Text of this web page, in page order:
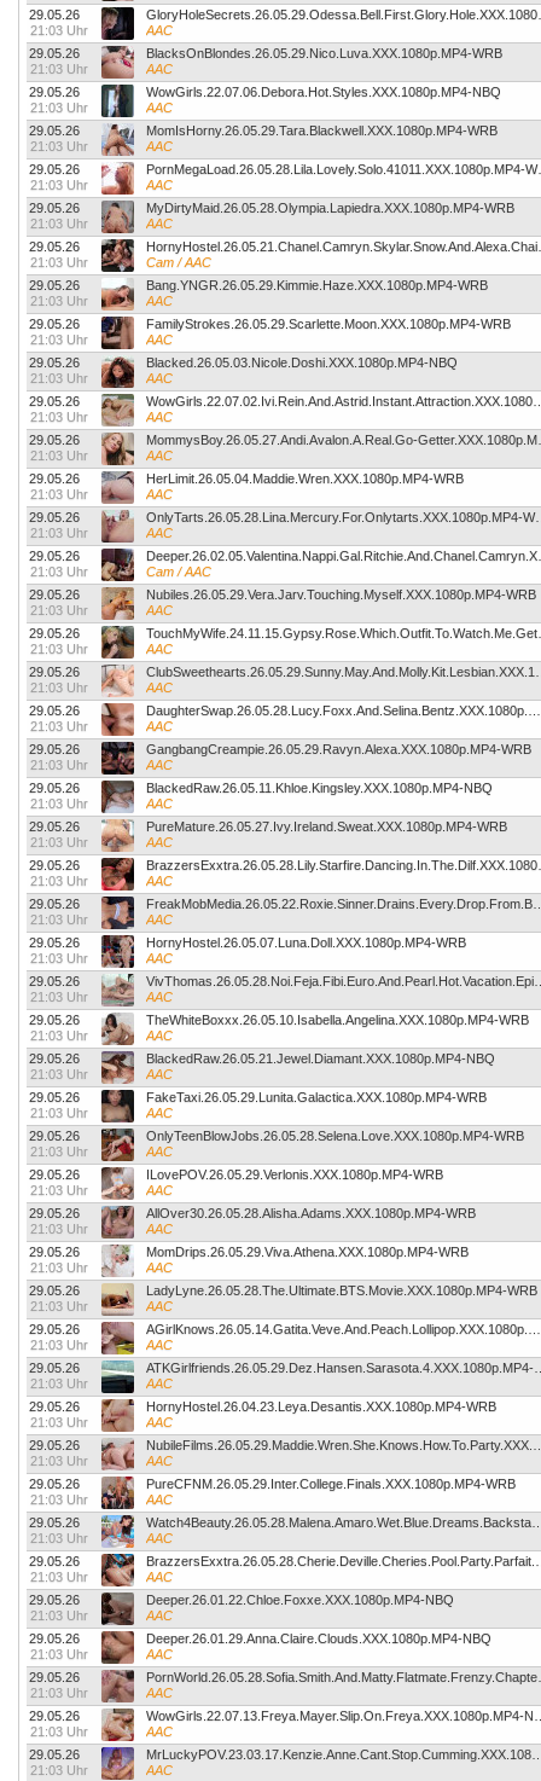
29.05.26
21:03 Uhr
AAC
29.05.26
21:03 Uhr
BlacksOnBlondes.26.05.29.Nico.Luva.XXX.1080p.MP4-WRB
AAC
29.05.26
21:03 Uhr
WowGirls.22.07.06.Debora.Hot.Styles.XXX.1080p.MP4-NBQ
AAC
29.05.26
21:03 Uhr
MomIsHorny.26.05.29.Tara.Blackwell.XXX.1080p.MP4-WRB
AAC
29.05.26
21:03 Uhr
AAC
29.05.26
21:03 Uhr
MyDirtyMaid.26.05.28.Olympia.Lapiedra.XXX.1080p.MP4-WRB
AAC
29.05.26
21:03 Uhr
Cam / AAC
29.05.26
21:03 Uhr
Bang.YNGR.26.05.29.Kimmie.Haze.XXX.1080p.MP4-WRB
AAC
29.05.26
21:03 Uhr
FamilyStrokes.26.05.29.Scarlette.Moon.XXX.1080p.MP4-WRB
AAC
29.05.26
21:03 Uhr
Blacked.26.05.03.Nicole.Doshi.XXX.1080p.MP4-NBQ
AAC
29.05.26
21:03 Uhr
AAC
29.05.26
21:03 Uhr
AAC
29.05.26
21:03 Uhr
HerLimit.26.05.04.Maddie.Wren.XXX.1080p.MP4-WRB
AAC
29.05.26
21:03 Uhr
AAC
29.05.26
21:03 Uhr
Cam / AAC
29.05.26
21:03 Uhr
Nubiles.26.05.29.Vera.Jarv.Touching.Myself.XXX.1080p.MP4-WRB
AAC
29.05.26
21:03 Uhr
AAC
29.05.26
21:03 Uhr
AAC
29.05.26
21:03 Uhr
AAC
29.05.26
21:03 Uhr
GangbangCreampie.26.05.29.Ravyn.Alexa.XXX.1080p.MP4-WRB
AAC
29.05.26
21:03 Uhr
BlackedRaw.26.05.11.Khloe.Kingsley.XXX.1080p.MP4-NBQ
AAC
29.05.26
21:03 Uhr
PureMature.26.05.27.Ivy.Ireland.Sweat.XXX.1080p.MP4-WRB
AAC
29.05.26
21:03 Uhr
AAC
29.05.26
21:03 Uhr
AAC
29.05.26
21:03 Uhr
HornyHostel.26.05.07.Luna.Doll.XXX.1080p.MP4-WRB
AAC
29.05.26
21:03 Uhr
AAC
29.05.26
21:03 Uhr
TheWhiteBoxxx.26.05.10.Isabella.Angelina.XXX.1080p.MP4-WRB
AAC
29.05.26
21:03 Uhr
BlackedRaw.26.05.21.Jewel.Diamant.XXX.1080p.MP4-NBQ
AAC
29.05.26
21:03 Uhr
FakeTaxi.26.05.29.Lunita.Galactica.XXX.1080p.MP4-WRB
AAC
29.05.26
21:03 Uhr
OnlyTeenBlowJobs.26.05.28.Selena.Love.XXX.1080p.MP4-WRB
AAC
29.05.26
21:03 Uhr
ILovePOV.26.05.29.Verlonis.XXX.1080p.MP4-WRB
AAC
29.05.26
21:03 Uhr
AllOver30.26.05.28.Alisha.Adams.XXX.1080p.MP4-WRB
AAC
29.05.26
21:03 Uhr
MomDrips.26.05.29.Viva.Athena.XXX.1080p.MP4-WRB
AAC
29.05.26
21:03 Uhr
LadyLyne.26.05.28.The.Ultimate.BTS.Movie.XXX.1080p.MP4-WRB
AAC
29.05.26
21:03 Uhr
AAC
29.05.26
21:03 Uhr
AAC
29.05.26
21:03 Uhr
HornyHostel.26.04.23.Leya.Desantis.XXX.1080p.MP4-WRB
AAC
29.05.26
21:03 Uhr
AAC
29.05.26
21:03 Uhr
PureCFNM.26.05.29.Inter.College.Finals.XXX.1080p.MP4-WRB
AAC
29.05.26
21:03 Uhr
AAC
29.05.26
21:03 Uhr
AAC
29.05.26
21:03 Uhr
Deeper.26.01.22.Chloe.Foxxe.XXX.1080p.MP4-NBQ
AAC
29.05.26
21:03 Uhr
Deeper.26.01.29.Anna.Claire.Clouds.XXX.1080p.MP4-NBQ
AAC
29.05.26
21:03 Uhr
AAC
29.05.26
21:03 Uhr
AAC
29.05.26
21:03 Uhr
AAC